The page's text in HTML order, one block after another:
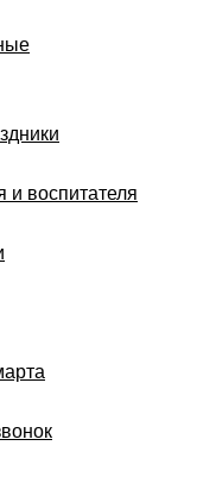
и воспитателя